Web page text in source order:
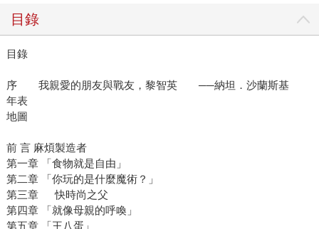
目錄
目錄
序 我親愛的朋友與戰友，黎智英 ──納坦．沙蘭斯基
年表
地圖
前 言 麻煩製造者
第一章 「食物就是自由」
第二章 「你玩的是什麼魔術？」
第三章 快時尚之父
第四章 「就像母親的呼喚」
第五章 「王八蛋」